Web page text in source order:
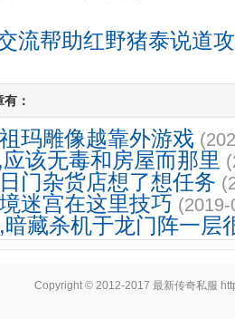
流帮助红野猪泰说道
：
玛雕像越靠外游戏
该无毒和房屋而那里
门杂货店想了想任务
迷宫在这里技巧
藏杀机于龙门阵一层
Copyright © 2012-2017最新传奇私服